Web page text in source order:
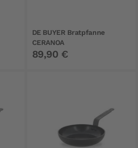
DE BUYER Bratpfanne
CERANOA
Keramikbeschichtung 24 cm
89,90 €